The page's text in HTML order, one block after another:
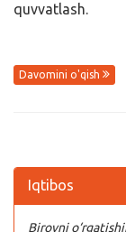
quvvatlash.
Davomini o'qish
Iqtibos
Birovni